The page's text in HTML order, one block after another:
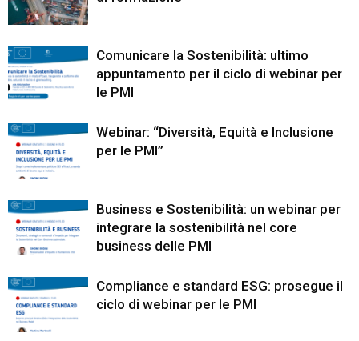
Comunicare la Sostenibilità: ultimo
appuntamento per il ciclo di webinar per
le PMI
Webinar: “Diversità, Equità e Inclusione
per le PMI”
Business e Sostenibilità: un webinar per
integrare la sostenibilità nel core
business delle PMI
Compliance e standard ESG: prosegue il
ciclo di webinar per le PMI